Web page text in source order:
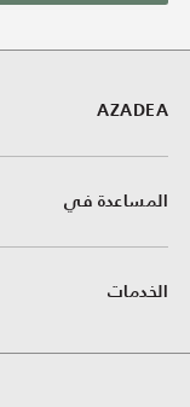
AZADEA
المساعدة في
الخدمات